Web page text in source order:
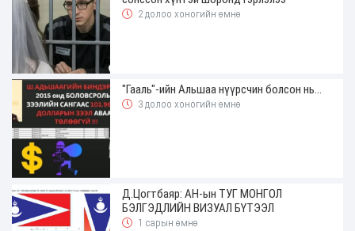
2 долоо хоногийн өмнө
"Гааль"-ийн Альшаа нүүрсчин болсон нь...
3 долоо хоногийн өмнө
Д.Цогтбаяр: АН-ын ТУГ МОНГОЛ
БЭЛГЭДЛИЙН ВИЗУАЛ БҮТЭЭЛ
1 сарын өмнө